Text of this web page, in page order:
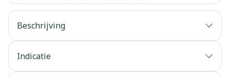
Beschrijving
Indicatie